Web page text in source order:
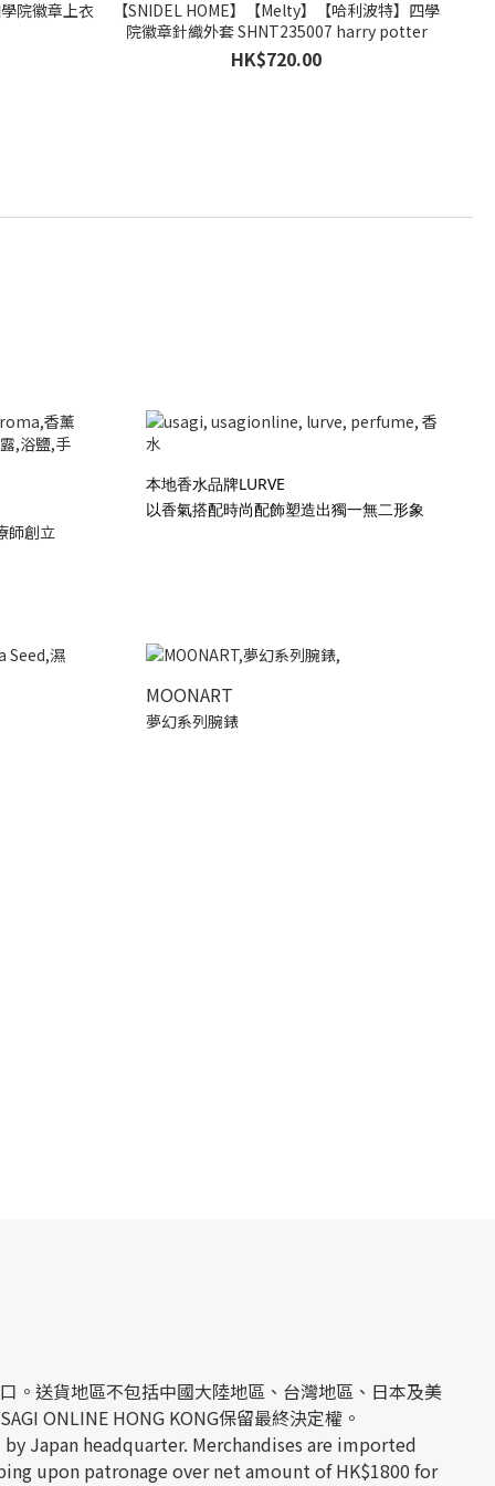
院徽章上衣
【SNIDEL HOME】【Melty】【哈利波特】四學
院徽章針織外套 SHNT235007 harry potter
HK$720.00
師創立
本地香水品牌LURVE
以香氣搭配時尚配飾塑造出獨一無二形象
MOONART
夢幻系列腕錶
。送貨地區不包括中國大陸地區、台灣地區、日本及美
ONLINE HONG KONG保留最終決定權。
Japan headquarter. Merchandises are imported
upon patronage over net amount of HK$1800 for